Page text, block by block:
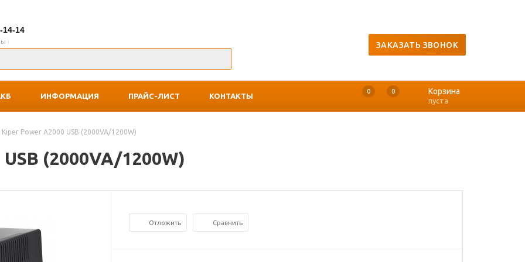
14-14
ЗАКАЗАТЬ ЗВОНОК
ИНФОРМАЦИЯ ПРАЙС-ЛИСТ КОНТАКТЫ
0 0 Корзина
пуста
Power A2000 USB (2000VA/1200W)
(2000VA/1200W)
Отложить Сравнить